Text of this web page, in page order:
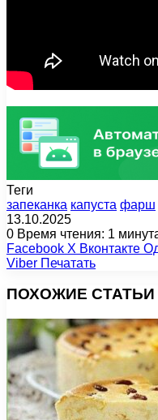
Теги
запеканка капуста фарш
13.10.2025
0 Время чтения: 1
Facebook X Вконтакте
Viber Печатать
ПОХОЖИЕ СТАТЬИ